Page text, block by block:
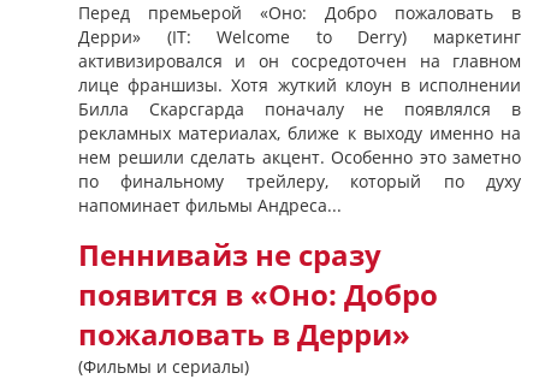
Перед премьерой «Оно: Добро пожаловать в
Дерри» (IT: Welcome to Derry) маркетинг
активизировался и он сосредоточен на главном
лице франшизы. Хотя жуткий клоун в исполнении
Билла Скарсгарда поначалу не появлялся в
рекламных материалах, ближе к выходу именно на
нем решили сделать акцент. Особенно это заметно
по финальному трейлеру, который по духу
напоминает фильмы Андреса...
Пеннивайз не сразу
появится в «Оно: Добро
пожаловать в Дерри»
(Фильмы и сериалы)